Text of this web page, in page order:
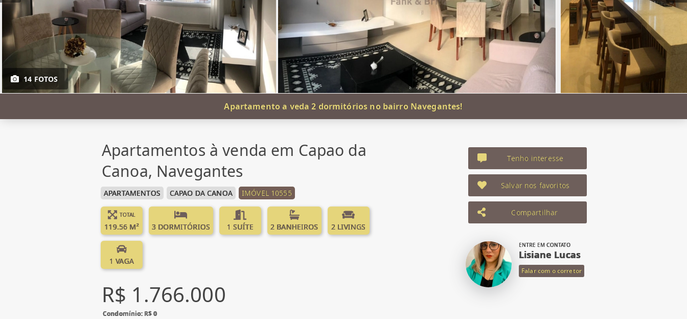
14 FOTOS
Apartamento a veda 2 dormitórios no bairro Navegantes!
Apartamentos à venda em Capao da
Canoa, Navegantes
APARTAMENTOS CAPAO DA CANOA IMÓVEL 10555
TOTAL
119.56 M² 3 DORMITÓRIOS 1 SUÍTE 2 BANHEIROS 2 LIVINGS
1 VAGA
R$ 1.766.000
Condomínio: R$ 0
Tenho interesse
Salvar nos favoritos
Compartilhar
ENTRE EM CONTATO
Lisiane Lucas
Falar com o corretor